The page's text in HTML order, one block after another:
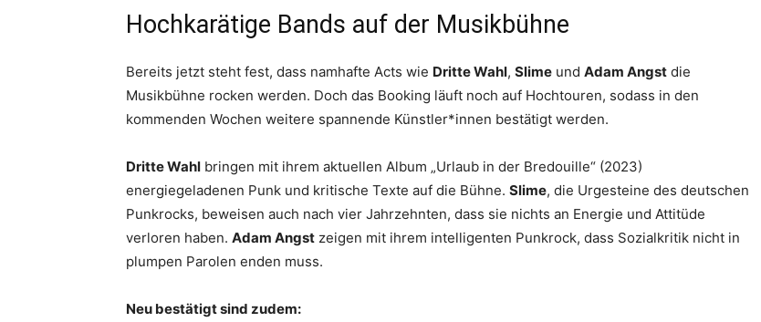
Hochkarätige Bands auf der Musikbühne
Bereits jetzt steht fest, dass namhafte Acts wie Dritte Wahl, Slime und Adam Angst die
Musikbühne rocken werden. Doch das Booking läuft noch auf Hochtouren, sodass in den
kommenden Wochen weitere spannende Künstler*innen bestätigt werden.
Dritte Wahl bringen mit ihrem aktuellen Album „Urlaub in der Bredouille“ (2023)
energiegeladenen Punk und kritische Texte auf die Bühne. Slime, die Urgesteine des deutschen
Punkrocks, beweisen auch nach vier Jahrzehnten, dass sie nichts an Energie und Attitüde
verloren haben. Adam Angst zeigen mit ihrem intelligenten Punkrock, dass Sozialkritik nicht in
plumpen Parolen enden muss.
Neu bestätigt sind zudem: